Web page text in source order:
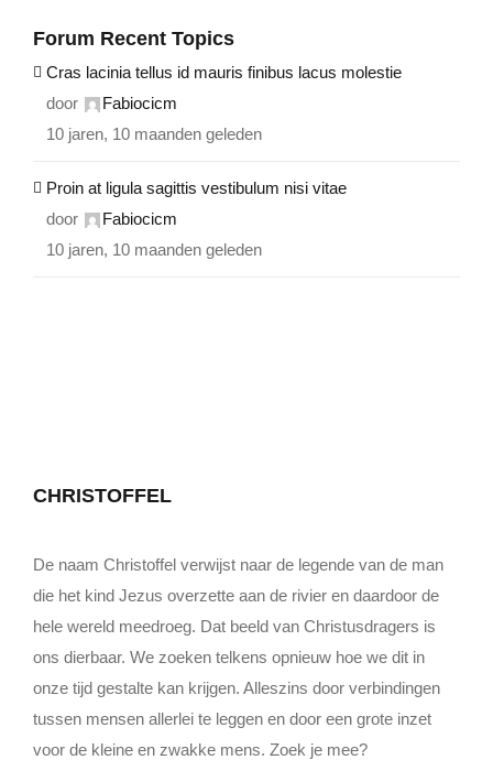
Forum Recent Topics
Cras lacinia tellus id mauris finibus lacus molestie
door
Fabiocicm
10 jaren, 10 maanden geleden
Proin at ligula sagittis vestibulum nisi vitae
door
Fabiocicm
10 jaren, 10 maanden geleden
CHRISTOFFEL
De naam Christoffel verwijst naar de legende van de man
die het kind Jezus overzette aan de rivier en daardoor de
hele wereld meedroeg. Dat beeld van Christusdragers is
ons dierbaar. We zoeken telkens opnieuw hoe we dit in
onze tijd gestalte kan krijgen. Alleszins door verbindingen
tussen mensen allerlei te leggen en door een grote inzet
voor de kleine en zwakke mens. Zoek je mee?